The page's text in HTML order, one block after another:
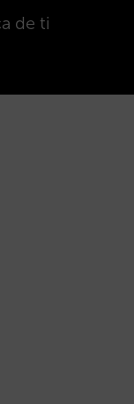
de ti